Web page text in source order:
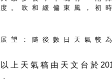
度 。 吹 和 緩 偏 東 風 ， 初
展 望 ： 隨 後 數 日 天 氣 較
以 上 天 氣 稿 由 天 文 台 於